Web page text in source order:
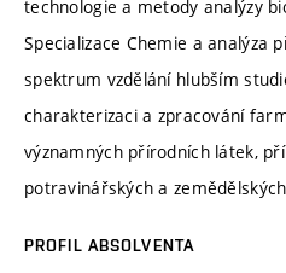
technologie a metody analýzy
Specializace Chemie a analýza
spektrum vzdělání hlubším
charakterizaci a zpracování
významných přírodních látek,
potravinářských a
PROFIL ABSOLVENTA